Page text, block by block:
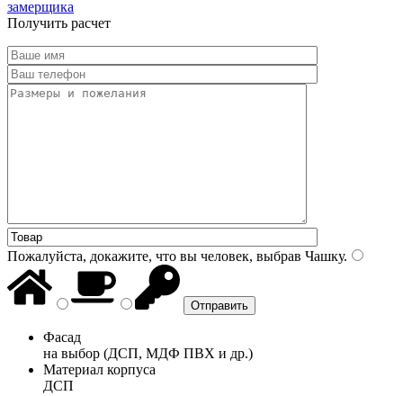
замерщика
Получить расчет
Пожалуйста, докажите, что вы человек, выбрав Чашку.
Фасад
на выбор (ДСП, МДФ ПВХ и др.)
Материал корпуса
ДСП